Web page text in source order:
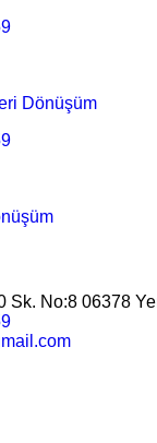
Sk. No:8 06378